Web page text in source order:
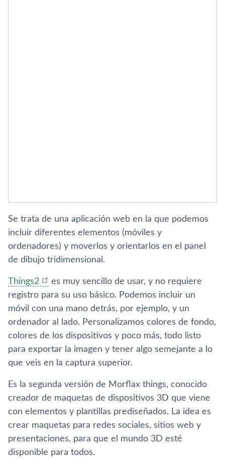
Se trata de una aplicación web en la que podemos
incluir diferentes elementos (móviles y
ordenadores) y moverlos y orientarlos en el panel
de dibujo tridimensional.
Things2
es muy sencillo de usar, y no requiere
registro para su uso básico. Podemos incluir un
móvil con una mano detrás, por ejemplo, y un
ordenador al lado. Personalizamos colores de fondo,
colores de los dispositivos y poco más, todo listo
para exportar la imagen y tener algo semejante a lo
que veis en la captura superior.
Es la segunda versión de Morflax things, conocido
creador de maquetas de dispositivos 3D que viene
con elementos y plantillas prediseñados. La idea es
crear maquetas para redes sociales, sitios web y
presentaciones, para que el mundo 3D esté
disponible para todos.